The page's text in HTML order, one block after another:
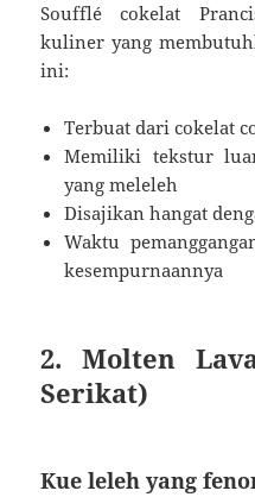
Soufflé cokelat
kuliner yang
ini:
Terbuat dari cokelat
Memiliki tekstur
yang meleleh
Disajikan hangat
Waktu
kesempurnaannya
2. Molten
Serikat)
Kue leleh yang